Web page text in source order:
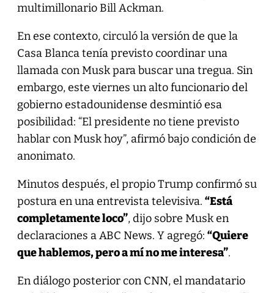
multimillonario Bill Ackman.
En ese contexto, circuló la versión de que la
Casa Blanca tenía previsto coordinar una
llamada con Musk para buscar una tregua. Sin
embargo, este viernes un alto funcionario del
gobierno estadounidense desmintió esa
posibilidad: “El presidente no tiene previsto
hablar con Musk hoy”, afirmó bajo condición de
anonimato.
Minutos después, el propio Trump confirmó su
postura en una entrevista televisiva. “Está
completamente loco”, dijo sobre Musk en
declaraciones a ABC News. Y agregó: “Quiere
que hablemos, pero a mí no me interesa”.
En diálogo posterior con CNN, el mandatario